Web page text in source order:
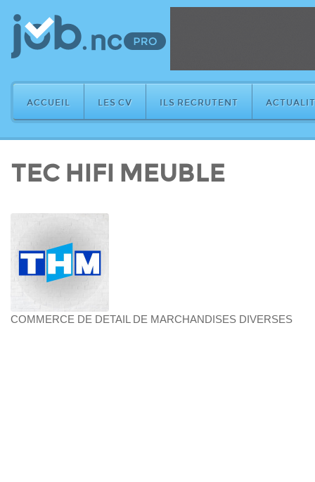
ACCUEIL LES CV ILS RECRUTENT
TEC HIFI MEUBLE
COMMERCE DE DETAIL DE MARCHANDISES DIVERSES